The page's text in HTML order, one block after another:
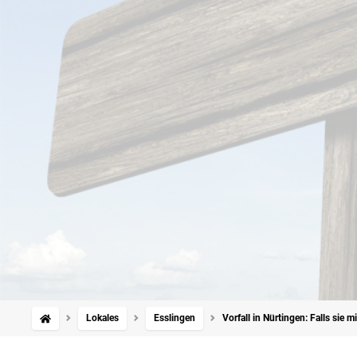
Lokales Esslingen Vorfall in Nürtingen: Falls sie